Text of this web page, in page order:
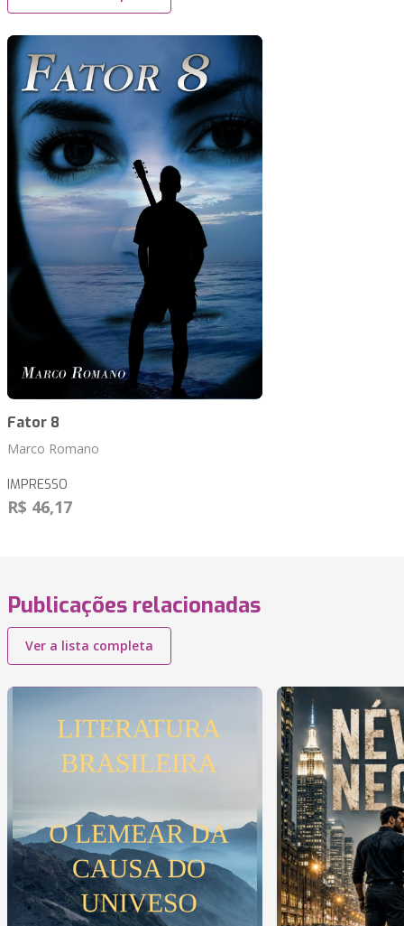
Fator 8
Marco Romano
IMPRESSO
R$ 46,17
Publicações relacionadas
Ver a lista completa